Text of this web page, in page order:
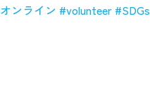
オンライン #volunteer #SDGs